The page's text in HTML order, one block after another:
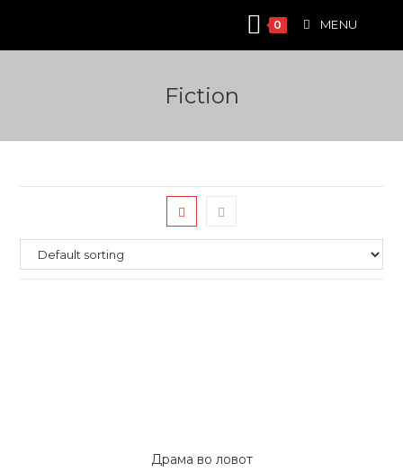
content
0 MENU
Fiction
Драма во ловот